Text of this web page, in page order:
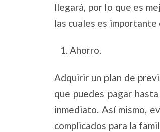
llegará, por lo que es
las cuales es
1. Ahorro.
Adquirir un plan de
que puedes pagar
inmediato. Así mismo,
complicados para la